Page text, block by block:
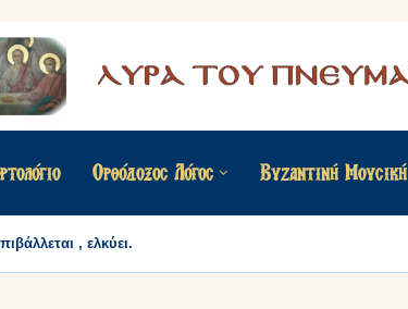
Ορθόδοξος Λόγος Βυζαντινή Μουσική
, ελκύει.